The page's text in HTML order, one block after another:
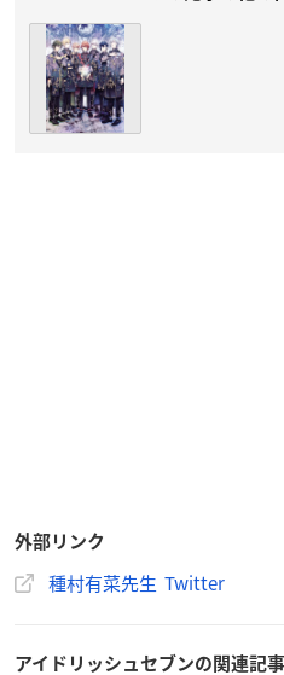
外部リンク
種村有菜先生 Twitter
アイドリッシュセブンの関連記事